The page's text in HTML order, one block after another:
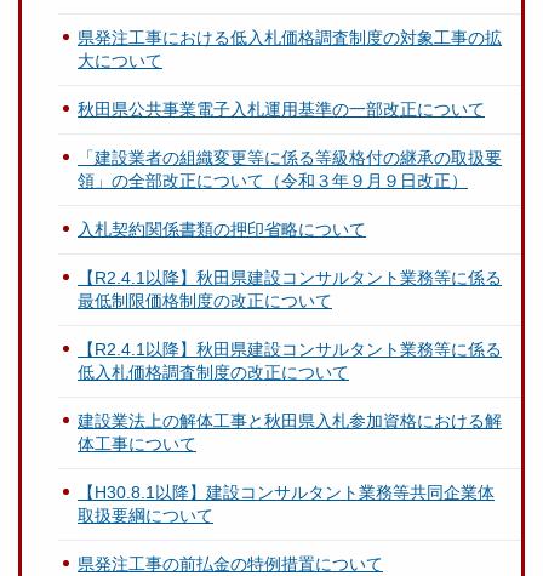
県発注工事における低入札価格調査制度の対象工事の拡
大について
秋田県公共事業電子入札運用基準の一部改正について
「建設業者の組織変更等に係る等級格付の継承の取扱要
領」の全部改正について（令和３年９月９日改正）
入札契約関係書類の押印省略について
【R2.4.1以降】秋田県建設コンサルタント業務等に係る
最低制限価格制度の改正について
【R2.4.1以降】秋田県建設コンサルタント業務等に係る
低入札価格調査制度の改正について
建設業法上の解体工事と秋田県入札参加資格における解
体工事について
【H30.8.1以降】建設コンサルタント業務等共同企業体
取扱要綱について
県発注工事の前払金の特例措置について